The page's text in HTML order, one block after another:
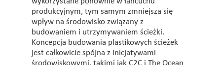
produkcyjnym, tym samym zmniejsza się
wpływ na środowisko związany z
budowaniem i utrzymywaniem ścieżki.
Koncepcja budowania plastikowych ścieżek
jest całkowicie spójna z inicjatywami
środowiskowymi, takimi jak C2C i The Ocean